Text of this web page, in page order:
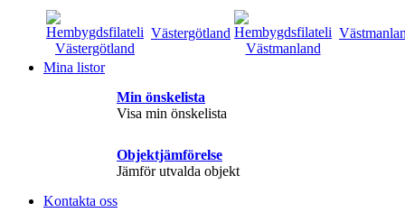
Västergötland
Mina listor
Min önskelista
Visa min önskelista
Objektjämförelse
Jämför utvalda objekt
Kontakta oss